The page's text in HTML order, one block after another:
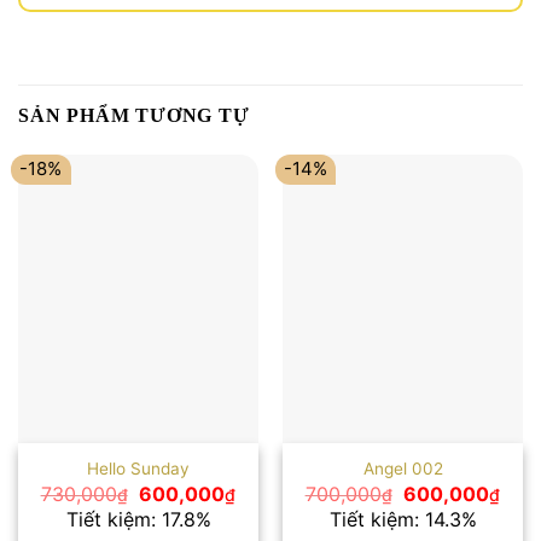
SẢN PHẨM TƯƠNG TỰ
-18%
Hello Sunday
730,000₫ Giá
gốc
là:
600,000₫Giá
Tiết kiệm: 17.8%
-14%
Angel 002
700,000₫ Giá
gốc
là:
600,000₫Giá
Tiết kiệm: 14.3%